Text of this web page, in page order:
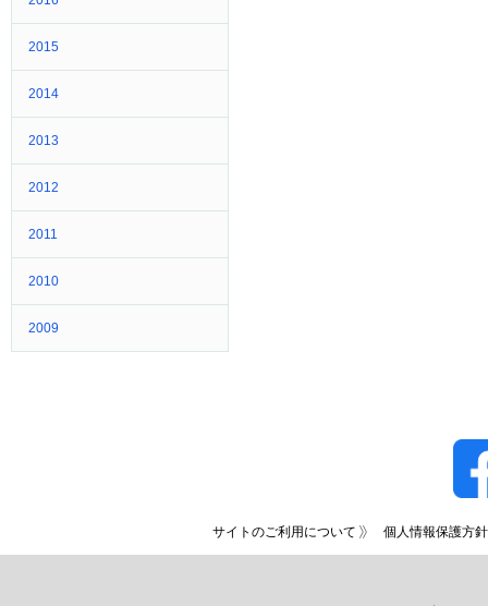
2015
2014
2013
2012
2011
2010
2009
サイトのご利用について 個人情報保護方針